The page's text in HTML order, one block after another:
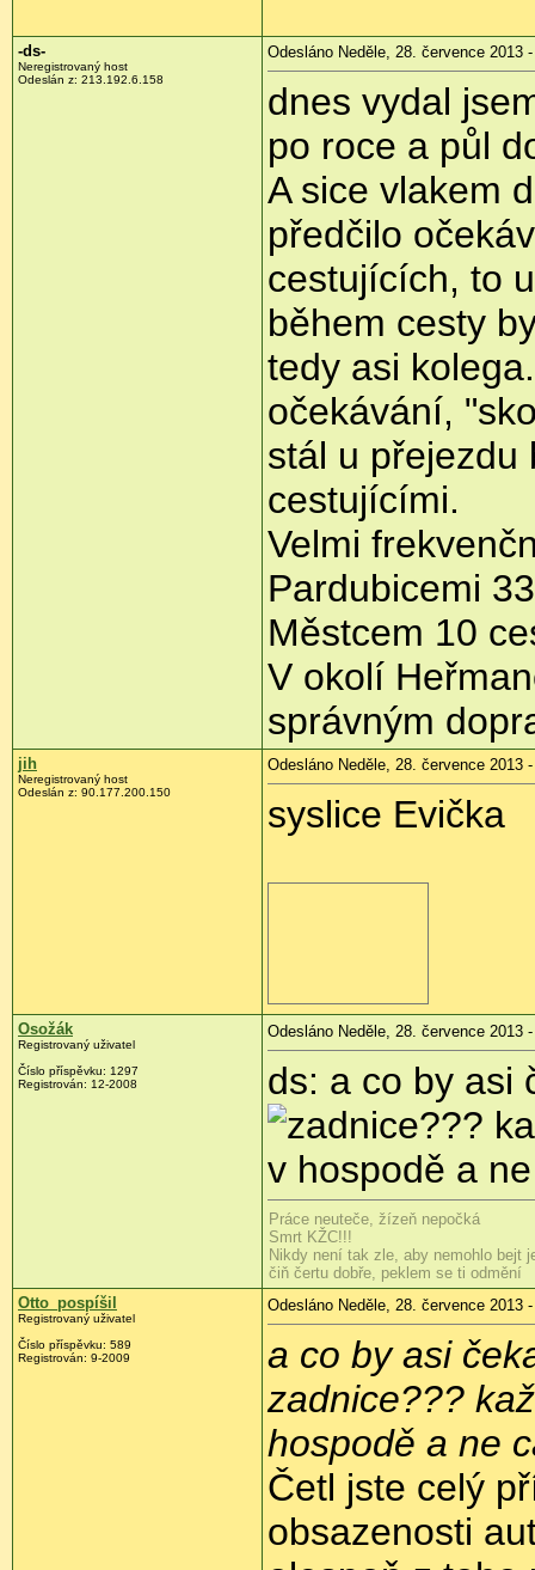
-ds-
Neregistrovaný host
Odeslán z: 213.192.6.158
Odesláno Neděle, 28. července 2013
dnes vydal
po roce a půl
A sice vlakem
předčilo
cestujících, to
během cesty
tedy asi
očekávání,
stál u přejezdu
cestujícími.
Velmi
Pardubicemi
Městcem 10
V okolí
správným
jih
Neregistrovaný host
Odeslán z: 90.177.200.150
Odesláno Neděle, 28. července 2013
syslice Evička
Osožák
Registrovaný uživatel
Číslo příspěvku: 1297
Registrován: 12-2008
Odesláno Neděle, 28. července 2013
ds: a co by asi
???
v hospodě a
Práce neuteče, žízeň nepočká
Smrt KŽC!!!
Nikdy není tak zle, aby nemohlo bejt
čiň čertu dobře, peklem se ti odmění
Otto_pospíšil
Registrovaný uživatel
Číslo příspěvku: 589
Registrován: 9-2009
Odesláno Neděle, 28. července 2013
a co by asi
zadnice???
hospodě a ne
Četl jste celý
obsazenosti